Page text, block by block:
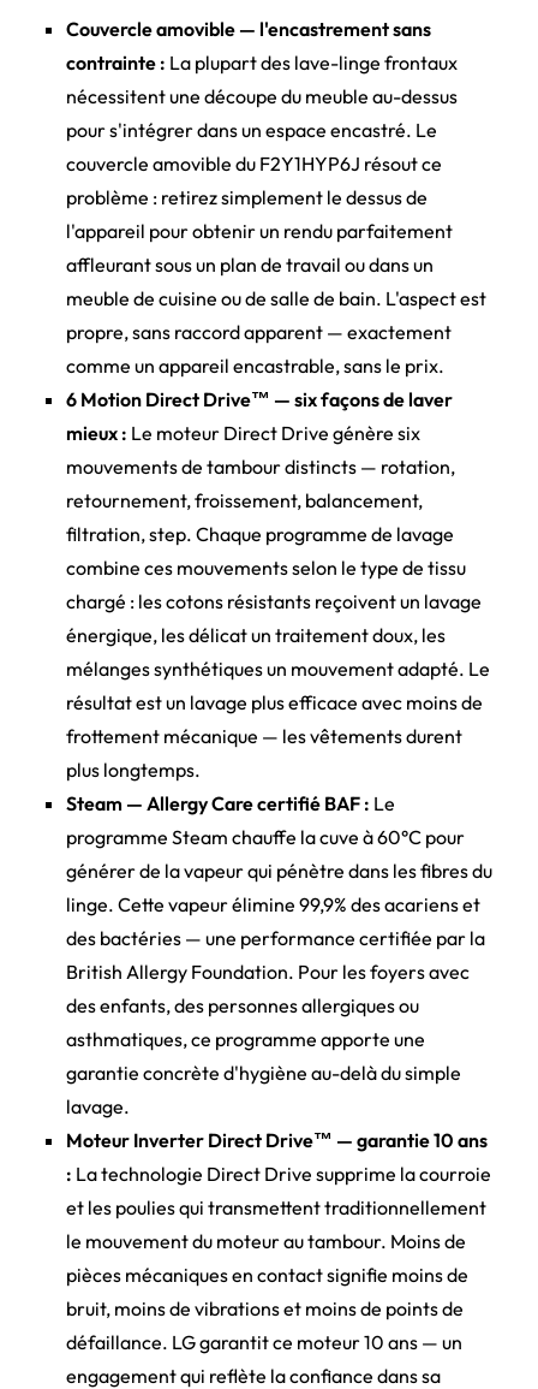
Couvercle amovible — l'encastrement sans
contrainte : La plupart des lave-linge frontaux
nécessitent une découpe du meuble au-dessus
pour s'intégrer dans un espace encastré. Le
couvercle amovible du F2Y1HYP6J résout ce
problème : retirez simplement le dessus de
l'appareil pour obtenir un rendu parfaitement
affleurant sous un plan de travail ou dans un
meuble de cuisine ou de salle de bain. L'aspect est
propre, sans raccord apparent — exactement
comme un appareil encastrable, sans le prix.
6 Motion Direct Drive™ — six façons de laver
mieux : Le moteur Direct Drive génère six
mouvements de tambour distincts — rotation,
retournement, froissement, balancement,
filtration, step. Chaque programme de lavage
combine ces mouvements selon le type de tissu
chargé : les cotons résistants reçoivent un lavage
énergique, les délicat un traitement doux, les
mélanges synthétiques un mouvement adapté. Le
résultat est un lavage plus efficace avec moins de
frottement mécanique — les vêtements durent
plus longtemps.
Steam — Allergy Care certifié BAF : Le
programme Steam chauffe la cuve à 60°C pour
générer de la vapeur qui pénètre dans les fibres du
linge. Cette vapeur élimine 99,9% des acariens et
des bactéries — une performance certifiée par la
British Allergy Foundation. Pour les foyers avec
des enfants, des personnes allergiques ou
asthmatiques, ce programme apporte une
garantie concrète d'hygiène au-delà du simple
lavage.
Moteur Inverter Direct Drive™ — garantie 10 ans
: La technologie Direct Drive supprime la courroie
et les poulies qui transmettent traditionnellement
le mouvement du moteur au tambour. Moins de
pièces mécaniques en contact signifie moins de
bruit, moins de vibrations et moins de points de
défaillance. LG garantit ce moteur 10 ans — un
engagement qui reflète la confiance dans sa